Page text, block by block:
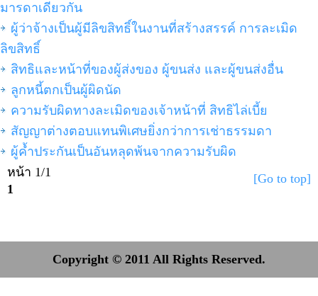
มารดาเดียวกัน
ผู้ว่าจ้างเป็นผู้มีลิขสิทธิ์ในงานที่สร้างสรรค์ การละเมิด
ลิขสิทธิ์
สิทธิและหน้าที่ของผู้ส่งของ ผู้ขนส่ง และผู้ขนส่งอื่น
ลูกหนี้ตกเป็นผู้ผิดนัด
ความรับผิดทางละเมิดของเจ้าหน้าที่ สิทธิไล่เบี้ย
สัญญาต่างตอบแทนพิเศษยิ่งกว่าการเช่าธรรมดา
ผู้ค้ำประกันเป็นอันหลุดพ้นจากความรับผิด
หน้า 1/1
1
[Go to top]
Copyright © 2011 All Rights Reserved.